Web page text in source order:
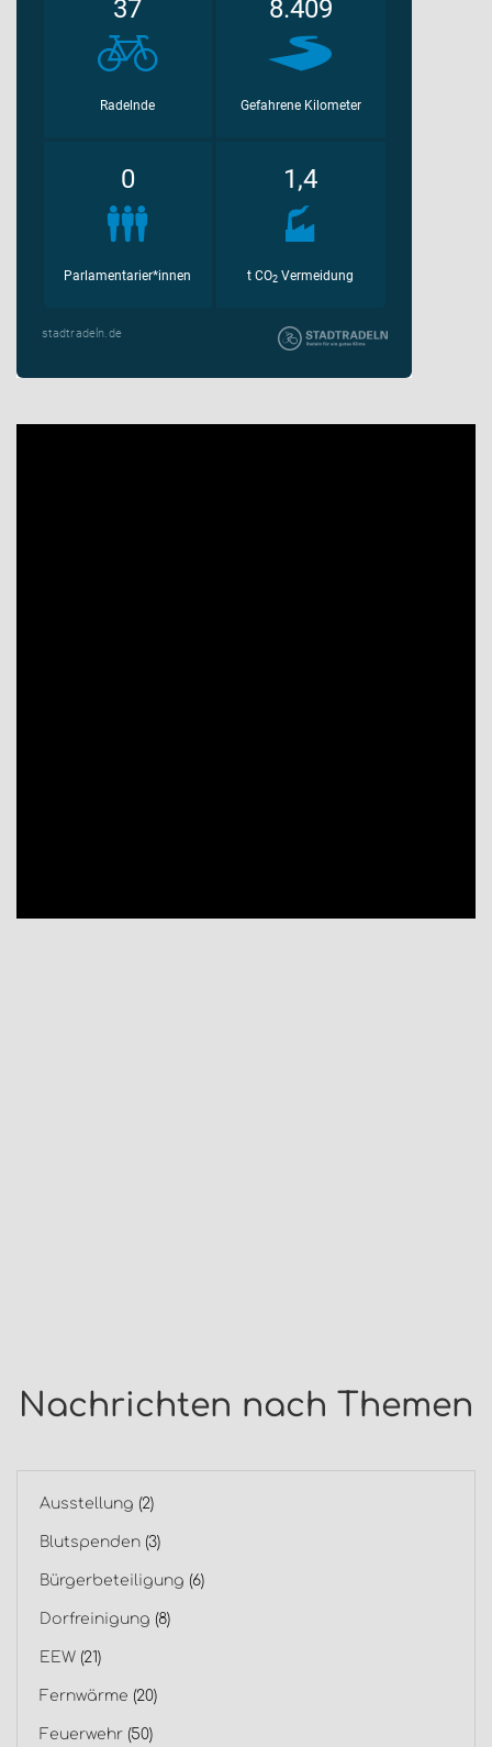
Nachrichten nach Themen
Ausstellung (2)
Blutspenden (3)
Bürgerbeteiligung (6)
Dorfreinigung (8)
EEW (21)
Fernwärme (20)
Feuerwehr (50)